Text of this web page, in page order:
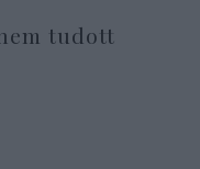
tudott